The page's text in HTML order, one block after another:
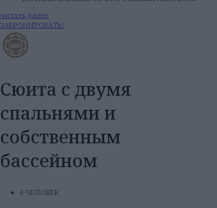
читать далее
ЗАБРОНИРОВАТЬ!
Сюита с двумя
спальнями и
собственным
бассейном
4 ЧЕЛОВЕК